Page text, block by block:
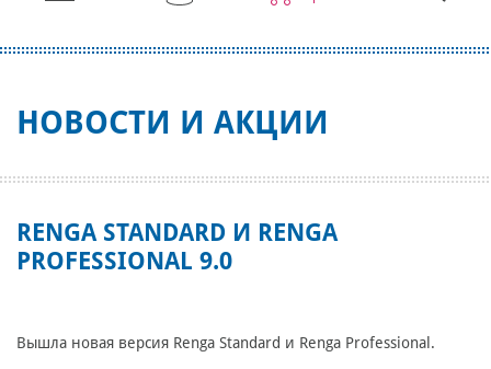
НОВОСТИ И АКЦИИ
RENGA STANDARD И RENGA
PROFESSIONAL 9.0
Вышла новая версия Renga Standard и Renga Professional.